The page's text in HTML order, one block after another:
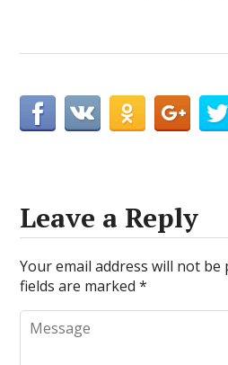
Leave a Reply
Your email address will not be
fields are marked*